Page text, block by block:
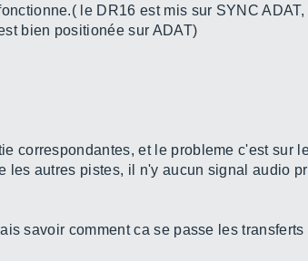
le DR16 est mis sur SYNC
bien positionée sur ADAT)
correspondantes, et le probleme c'est sur
autres pistes, il n'y aucun signal audio
savoir comment ca se passe les transferts